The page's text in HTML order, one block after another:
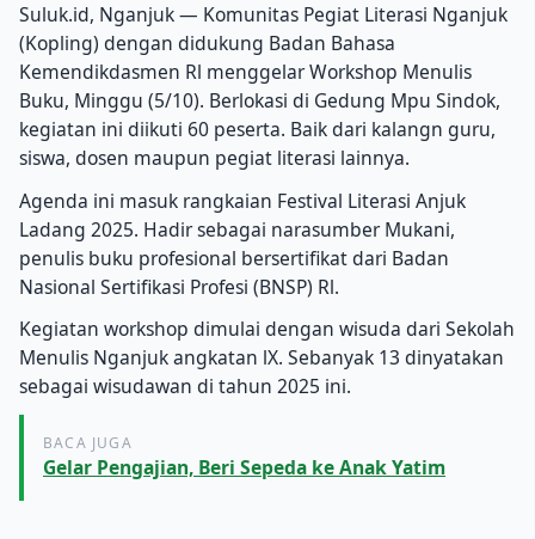
Suluk.id, Nganjuk — Komunitas Pegiat Literasi Nganjuk
(Kopling) dengan didukung Badan Bahasa
Kemendikdasmen Rl menggelar Workshop Menulis
Buku, Minggu (5/10). Berlokasi di Gedung Mpu Sindok,
kegiatan ini diikuti 60 peserta. Baik dari kalangn guru,
siswa, dosen maupun pegiat literasi lainnya.
Agenda ini masuk rangkaian Festival Literasi Anjuk
Ladang 2025. Hadir sebagai narasumber Mukani,
penulis buku profesional bersertifikat dari Badan
Nasional Sertifikasi Profesi (BNSP) Rl.
Kegiatan workshop dimulai dengan wisuda dari Sekolah
Menulis Nganjuk angkatan lX. Sebanyak 13 dinyatakan
sebagai wisudawan di tahun 2025 ini.
BACA JUGA
Gelar Pengajian, Beri Sepeda ke Anak Yatim